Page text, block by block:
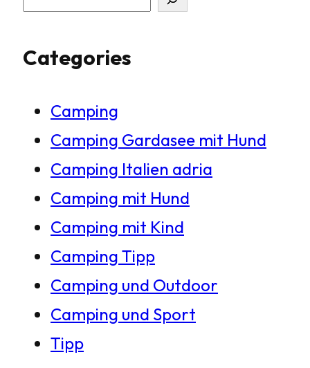
c
Categories
Camping
Camping Gardasee mit Hund
Camping Italien adria
Camping mit Hund
Camping mit Kind
Camping Tipp
Camping und Outdoor
Camping und Sport
Tipp